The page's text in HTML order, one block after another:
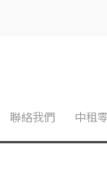
聯絡我們 中租